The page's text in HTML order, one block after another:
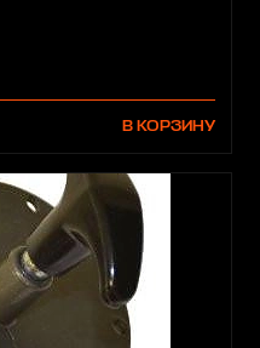
В КОРЗИНУ